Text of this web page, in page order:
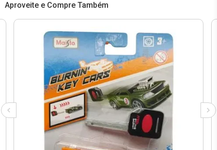
Aproveite e Compre Também